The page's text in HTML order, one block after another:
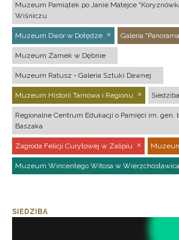
Muzeum Pamiątek po Janie Matejce
Wiśniczu
Muzeum Dwór w Dołędze Galeria
Muzeum Zamek w Dębnie
Muzeum Ratusz - Galeria Sztuki Dawnej
Muzeum Historii Tarnowa i Regionu Siedziba
Regionalne Centrum Edukacji o Pamięci im. gen.
Baszaka
Zagroda Felicji Curyłowej w Zalipiu
Muzeum Wincentego Witosa w
SIEDZIBA